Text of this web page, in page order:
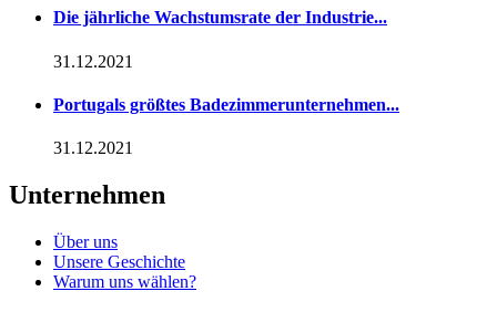
Die jährliche Wachstumsrate der Industrie...
31.12.2021
Portugals größtes Badezimmerunternehmen...
31.12.2021
Unternehmen
Über uns
Unsere Geschichte
Warum uns wählen?